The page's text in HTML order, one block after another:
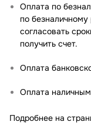
Оплата по
по безналичному
согласовать
получить счет.
Оплата
Оплата
Подробнее на